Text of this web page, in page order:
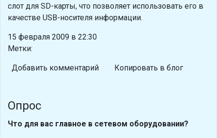
слот для SD-карты, что позволяет использовать его в
качестве USB-носителя информации.
15 февраля 2009 в 22:30
Метки:
Добавить комментарий Копировать в блог
Опрос
Что для вас главное в сетевом оборудовании?